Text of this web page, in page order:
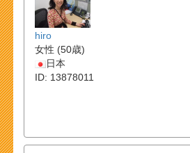
hiro
女性 (50歳)
日本
ID: 13878011